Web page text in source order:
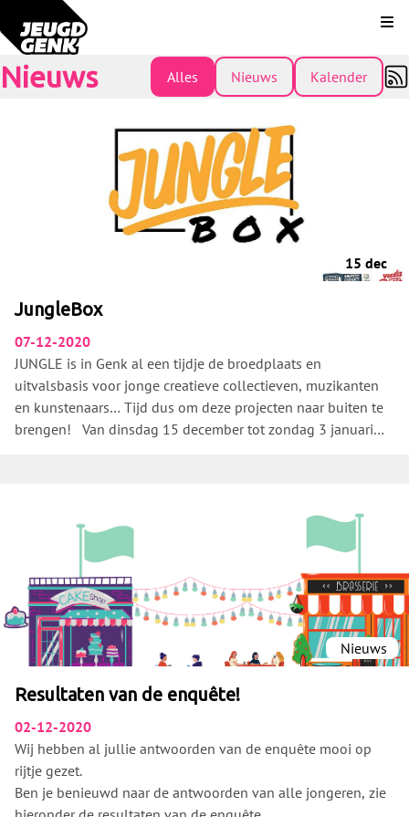
Nieuws Alles Nieuws Kalender
15 dec
JungleBox
07-12-2020
JUNGLE is in Genk al een tijdje de broedplaats en
uitvalsbasis voor jonge creatieve collectieven, muzikanten
en kunstenaars… Tijd dus om deze projecten naar buiten te
brengen! Van dinsdag 15 december tot zondag 3 januari
tentoongesteld worden. Blijf onze instagrampage en dit
event volgen voor het volledige programma!
https://www.instagram.com/jungle_genk/ Di 15/12/2020 –
Zon 27/12/2020
Atelier33 Yuris Di 29/12/2020 – Zon 3/1/2021
LTUL Goeie Jongens 2de Golf DNA-Films
Nieuws
Resultaten van de enquête!
02-12-2020
Wij hebben al jullie antwoorden van de enquête mooi op
rijtje gezet.
Ben je benieuwd naar de antwoorden van alle jongeren, zie